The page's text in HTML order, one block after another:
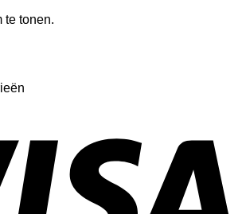
te tonen.